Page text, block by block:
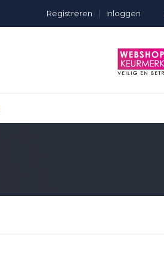
Inloggen
|
Registreren